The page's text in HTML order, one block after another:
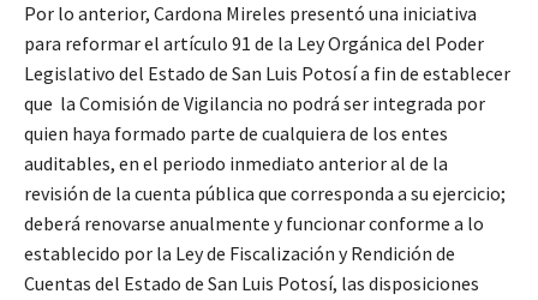
Por lo anterior, Cardona Mireles presentó una iniciativa
para reformar el artículo 91 de la Ley Orgánica del Poder
Legislativo del Estado de San Luis Potosí a fin de establecer
que la Comisión de Vigilancia no podrá ser integrada por
quien haya formado parte de cualquiera de los entes
auditables, en el periodo inmediato anterior al de la
revisión de la cuenta pública que corresponda a su ejercicio;
deberá renovarse anualmente y funcionar conforme a lo
establecido por la Ley de Fiscalización y Rendición de
Cuentas del Estado de San Luis Potosí, las disposiciones